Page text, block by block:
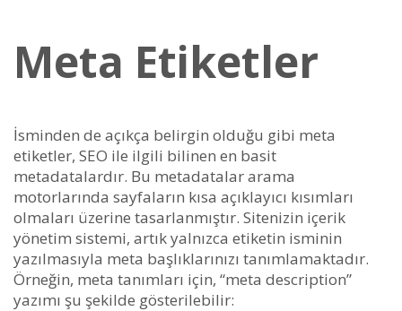
Meta Etiketler
İsminden de açıkça belirgin olduğu gibi meta
etiketler, SEO ile ilgili bilinen en basit
metadatalardır. Bu metadatalar arama
motorlarında sayfaların kısa açıklayıcı kısımları
olmaları üzerine tasarlanmıştır. Sitenizin içerik
yönetim sistemi, artık yalnızca etiketin isminin
yazılmasıyla meta başlıklarınızı tanımlamaktadır.
Örneğin, meta tanımları için, “meta description”
yazımı şu şekilde gösterilebilir: